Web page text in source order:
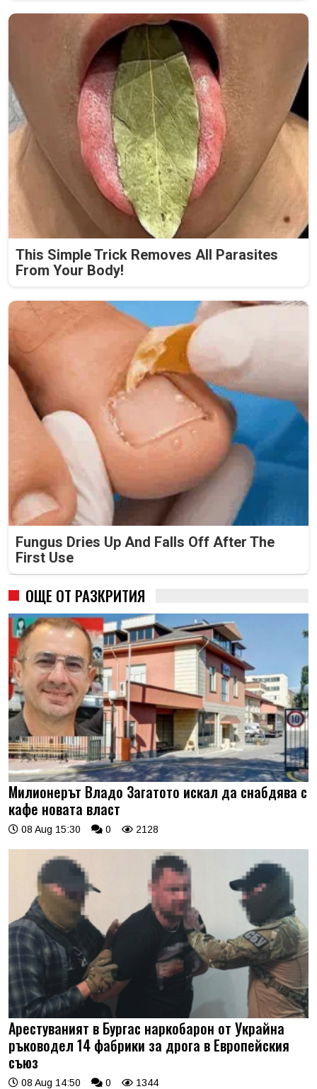
This Simple Trick Removes All Parasites
From Your Body!
Fungus Dries Up And Falls Off After The
First Use
ОЩЕ ОТ РАЗКРИТИЯ
Милионерът Владо Загатото искал да снабдява с
кафе новата власт
08 Aug 15:30 0 2128
Арестуваният в Бургас наркобарон от Украйна
ръководел 14 фабрики за дрога в Европейския
съюз
08 Aug 14:50 0 1344